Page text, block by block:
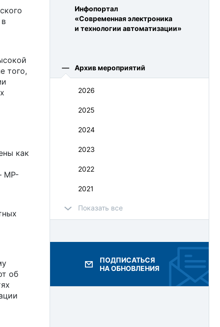
того,
как
MP-
об
Инфопортал
«Современная электроника
и технологии автоматизации»
Архив мероприятий
2026
2025
2024
2023
2022
2021
2020
2017
2016
Показать все
ПОДПИСАТЬСЯ
НА ОБНОВЛЕНИЯ